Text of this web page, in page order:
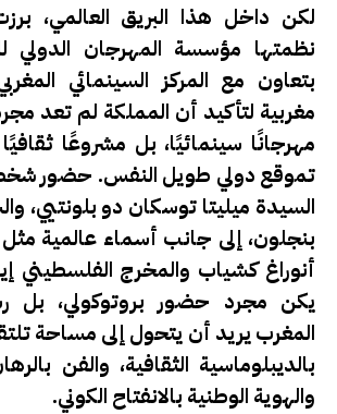
لكن داخل هذا البريق العالمي،
نظمتها مؤسسة المهرجان الدولي
بتعاون مع المركز السينمائي
مغربية لتأكيد أن المملكة لم تعد
مهرجانًا سينمائيًا، بل مشروعًا
تموقع دولي طويل النفس. حضور
السيدة ميليتا توسكان دو بلونتيي،
بنجلون، إلى جانب أسماء عالمية
أنوراغ كشياب والمخرج الفلسطيني
يكن مجرد حضور بروتوكولي، بل
المغرب يريد أن يتحول إلى مساحة
بالديبلوماسية الثقافية، والفن
والهوية الوطنية بالانفتاح الكوني.